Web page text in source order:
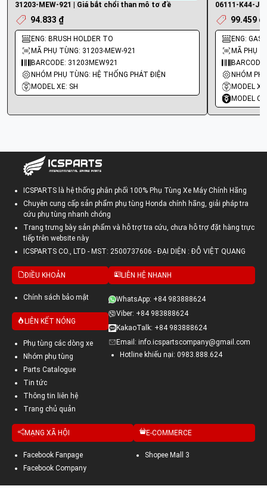
31203-MEW-921 | Giá bắt chổi than mô tơ đề
94.833 ₫
ENG: BRUSH HOLDER TO
MÃ PHỤ TÙNG: 31203-MEW-921
BARCODE: 31203MEW921
NHÓM PHỤ TÙNG: HỆ THỐNG PHÁT ĐIỆN
MODEL XE: SH
06111-K44-
99.459 ₫
ENG:
MÃ PHỤ
MODEL
MODEL
ICSPARTS là hệ thống phân phối 100% Phụ Tùng Xe Máy Chính Hãng
Chuyên cung cấp sản phẩm phụ tùng Honda chính hãng, giải pháp tra
cứu phụ tùng nhanh chóng
Trang trưng bày sản phẩm và hỗ trợ tra cứu, chưa hỗ trợ đặt hàng trực
tiếp trên website này
ICSPARTS CO., LTD - MST: 2500737606 - ĐẠI DIỆN : ĐỖ VIỆT QUANG
ĐIỀU KHOẢN
Chính sách bảo mật
LIÊN KẾT NÓNG
Phụ tùng các dòng xe
Nhóm phụ tùng
Parts Catalogue
Tin tức
Thông tin liên hệ
Trang chủ quản
LIÊN HỆ NHANH
WhatsApp: +84 983888624
Viber: +84 983888624
KakaoTalk: +84 983888624
Email: info.icspartscompany@gmail.com
Hotline khiếu nại: 0983.888.624
MẠNG XÃ HỘI
Facebook Fanpage
Facebook Company
E-COMMERCE
Shopee Mall 3